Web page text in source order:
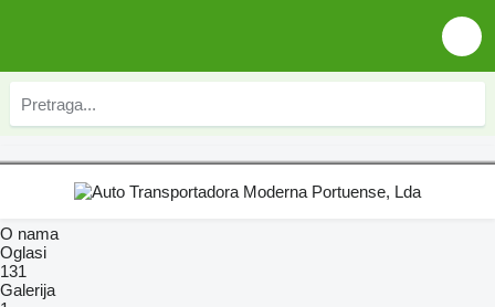
O nama
Oglasi
131
Galerija